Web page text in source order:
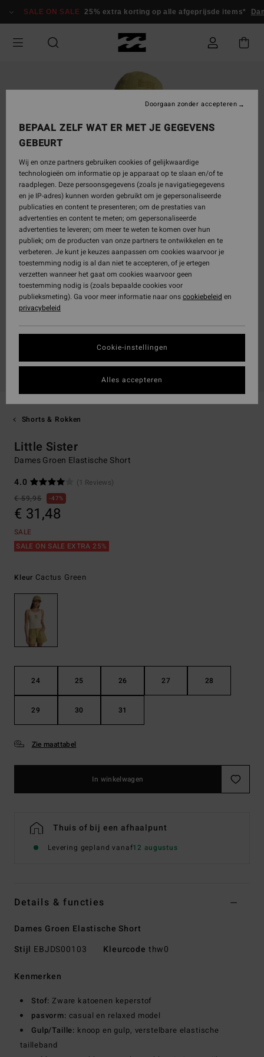
naar
SALE ON SALE 25% extra korting op alle afgeprijsde items*
Shorts & Rokken
Little Sister
Dames Groen Elastische Short
4.0
(1 Reviews)
€ 59,95
47%
€ 31,48
SALE
SALE ON SALE EXTRA 25%
Kleur Cactus Green
24 25 26 27 28
29 30 31
Zie maattabel
In winkelwagen
Thuis of bij een afhaalpunt
Levering gepland vanaf12 augustus
Details & functies
Dames Groen Elastische Short
Stijl EBJDS00103 Kleurcode thw0
Kenmerken
Stof:Zware katoenen keperstof
pasvorm: casual en relaxed model
Gulp/Taille: knoop en gulp, verstelbare elastische
tailleband
BEPAAL ZELF WAT ER MET JE GEGEVENS
GEBEURT
Wij en onze partners gebruiken cookies of gelijkwaardige
technologieën om informatie op je apparaat op te slaan en/of te
raadplegen. Deze persoonsgegevens (zoals je navigatiegegevens
en je IP-adres) kunnen worden gebruikt om je gepersonaliseerde
publicaties en content te presenteren; om de prestaties van
advertenties en content te meten; om gepersonaliseerde
advertenties te leveren; om meer te weten te komen over hun
publiek; om de producten van onze partners te ontwikkelen en te
verbeteren. Je kunt je keuzes aanpassen om cookies waarvoor je
toestemming nodig is al dan niet te accepteren, of je ertegen
verzetten wanneer het gaat om cookies waarvoor geen
toestemming nodig is (zoals bepaalde cookies voor
publieksmeting). Ga voor meer informatie naar onscookiebeleid en
privacybeleid
Cookie-instellingen
Doorgaan zonder accepteren
Alles accepteren